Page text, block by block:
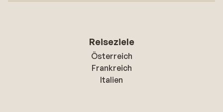
Reiseziele
Österreich
Frankreich
Italien